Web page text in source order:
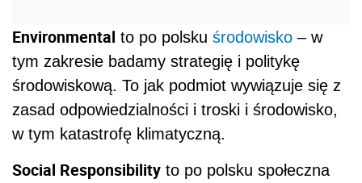
Environmental to po polsku środowisko – w
tym zakresie badamy strategię i politykę
środowiskową. To jak podmiot wywiązuje się z
zasad odpowiedzialności i troski i środowisko,
w tym katastrofę klimatyczną.
Social Responsibility to po polsku społeczna